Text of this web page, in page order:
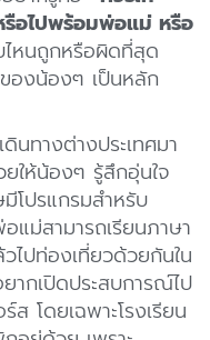
อไปพร้อมพ่อแม่ หรือ
หนถูกหรือผิดที่สุด
องน้องๆ เป็นหลัก
นทางต่างประเทศมา
ให้น้องๆ รู้สึกอุ่นใจ
โปรแกรมสำหรับ
ม่สามารถเรียนภาษา
ไปท่องเที่ยวด้วยกันใน
ากเปิดประสบการณ์ไป
โดยเฉพาะโรงเรียน